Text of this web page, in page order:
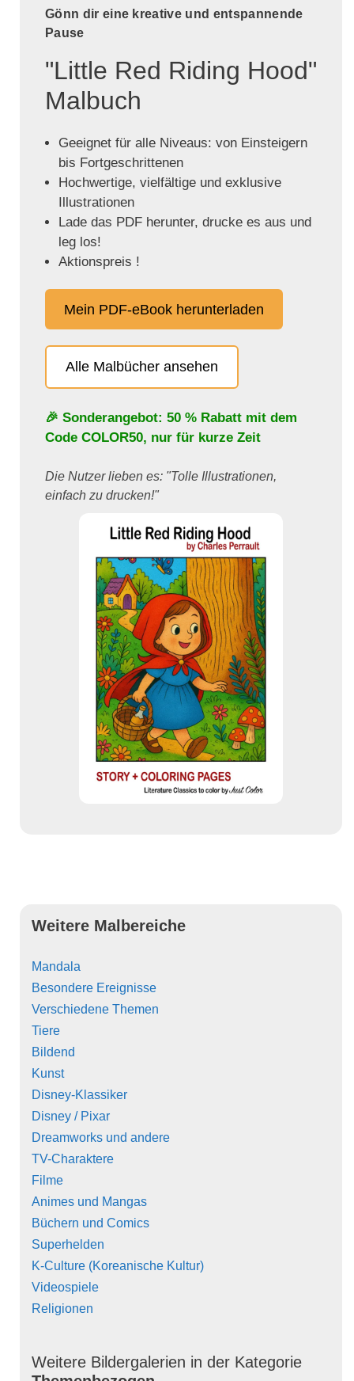
Gönn dir eine kreative und entspannende
Pause
"Little Red Riding Hood"
Malbuch
Geeignet für alle Niveaus: von Einsteigern
bis Fortgeschrittenen
Hochwertige, vielfältige und exklusive
Illustrationen
Lade das PDF herunter, drucke es aus und
leg los!
Aktionspreis !
Mein PDF-eBook herunterladen
Alle Malbücher ansehen
🎉 Sonderangebot: 50 % Rabatt mit dem
Code COLOR50, nur für kurze Zeit
Die Nutzer lieben es: "Tolle Illustrationen,
einfach zu drucken!"
Weitere Malbereiche
Mandala
Besondere Ereignisse
Verschiedene Themen
Tiere
Bildend
Kunst
Disney-Klassiker
Disney / Pixar
Dreamworks und andere
TV-Charaktere
Filme
Animes und Mangas
Büchern und Comics
Superhelden
K-Culture (Koreanische Kultur)
Videospiele
Religionen
Weitere Bildergalerien in der Kategorie